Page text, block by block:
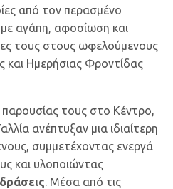
από τον περασμένο
αγάπη, αφοσίωση και
τους στους ωφελούμενους
και Ημερήσιας Φροντίδας
παρουσίας τους στο Κέντρο,
ανέπτυξαν μια ιδιαίτερη
συμμετέχοντας ενεργά
και υλοποιώντας
. Μέσα από τις